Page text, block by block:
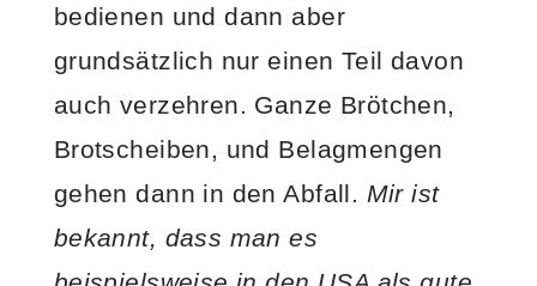
bedienen und dann aber
grundsätzlich nur einen Teil davon
auch verzehren. Ganze Brötchen,
Brotscheiben, und Belagmengen
gehen dann in den Abfall. Mir ist
bekannt, dass man es